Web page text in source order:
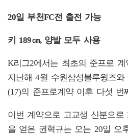
20일 부천FC전 출전 가능
키 189㎝, 양발 모두 사용
K리그2에서는 최초의 준프로
지난해 4월 수원삼성블루윙즈
(17)의 준프로계약 이후 다섯 번
이번 계약으로 고교생 신분으
을 얻은 권혁규는 오는 20일 오